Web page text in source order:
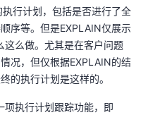
行计划，包括是否进行了全
序等。但是EXPLAIN仅展示
么做。尤其是在客户问题
况，但仅根据EXPLAIN的结
的执行计划是这样的。
项执行计划跟踪功能，即